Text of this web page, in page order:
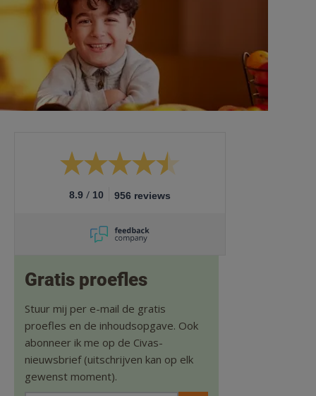
8.9 / 10 956 reviews
Gratis proefles
Stuur mij per e-mail de gratis
proefles en de inhoudsopgave. Ook
abonneer ik me op de Civas-
nieuwsbrief (uitschrijven kan op elk
gewenst moment).